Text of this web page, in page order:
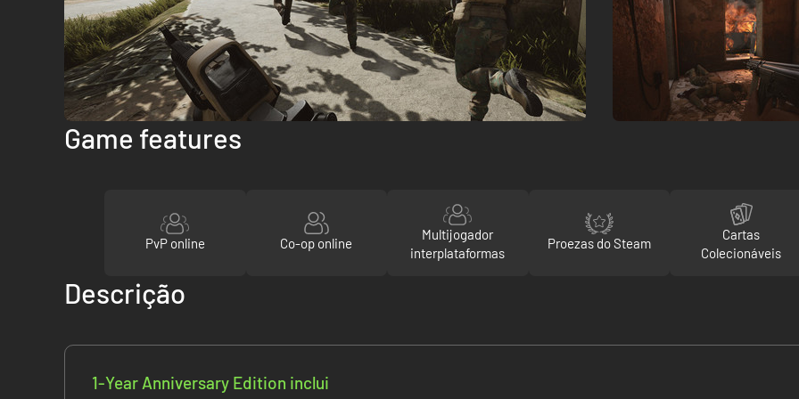
Game features
PvP online Co-op online
Multijogador
interplataformas
Proezas do Steam
Cartas
Colecionáveis
Descrição
1-Year Anniversary Edition inclui